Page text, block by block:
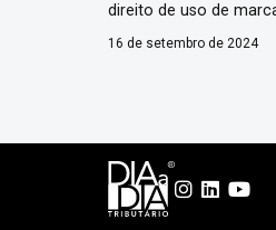
direito de uso de
atividade econômica
16 de setembro de 2024